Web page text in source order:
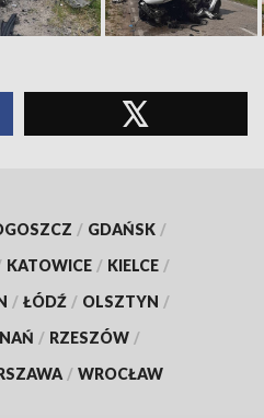
/ GDAŃSK /
KATOWICE / KIELCE /
/ ŁÓDŹ / OLSZTYN /
/ RZESZÓW /
/ WROCŁAW